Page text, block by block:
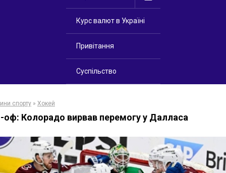
Курс валют в Україні
Привітання
Суспільство
спорту » Хокей
Колорадо вирвав перемогу у Далласа